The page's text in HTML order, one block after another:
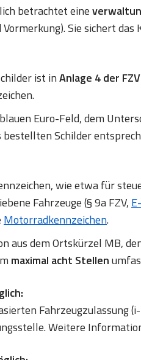
betrachtet eine
Sie sichert
ist inAnlage 4 der FZV
Euro-Feld, dem
bestellten Schilder
wie etwa für
Fahrzeuge (§ 9a FZV,
Motorradkennzeichen.
aus dem Ortskürzel MB,
maximal acht Stellen
Fahrzeugzulassung
Weitere